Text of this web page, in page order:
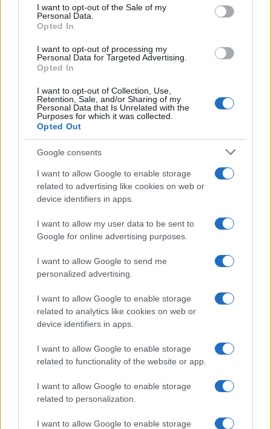
consent section.
I want to opt-out of the Sale of my
Personal Data.
Opted In
I want to opt-out of processing my
Personal Data for Targeted Advertising.
Opted In
I want to opt-out of Collection, Use,
Retention, Sale, and/or Sharing of my
Personal Data that Is Unrelated with the
Purposes for which it was collected.
Opted Out
Google consents
I want to allow Google to enable storage
related to advertising like cookies on web or
device identifiers in apps.
I want to allow my user data to be sent to
Google for online advertising purposes.
I want to allow Google to send me
personalized advertising.
I want to allow Google to enable storage
related to analytics like cookies on web or
device identifiers in apps.
I want to allow Google to enable storage
related to functionality of the website or app.
I want to allow Google to enable storage
related to personalization.
I want to allow Google to enable storage
Petrolio in calo: Brent a 88.9 dollari, ribassi diffusi tra le
Andrea Innocenti · 6 Ago 2026
Andrea Innocenti · 5 Ago 2026
QUOTAZIONI CRYPTO
Nome Prezzo
Eureka Bridged PAX
Gold (Terra
$4,187.30